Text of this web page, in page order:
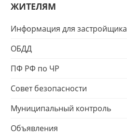
ЖИТЕЛЯМ
Информация для застройщика
ОБДД
ПФ РФ по ЧР
Совет безопасности
Муниципальный контроль
Объявления